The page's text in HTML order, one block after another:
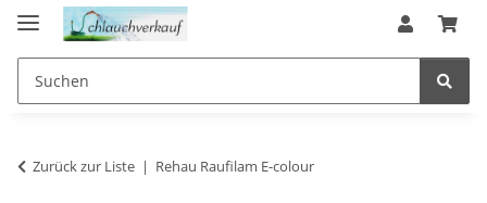
Zurück zur Liste Rehau Raufilam E-colour